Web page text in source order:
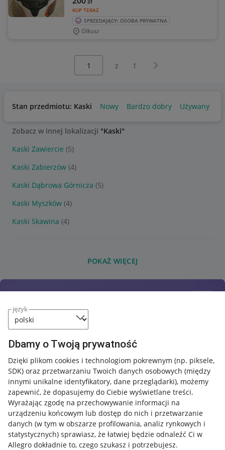
język
Dbamy o Twoją prywatność
Dzięki plikom cookies i technologiom pokrewnym (np. piksele,
SDK) oraz przetwarzaniu Twoich danych osobowych (między
innymi unikalne identyfikatory, dane przeglądarki), możemy
zapewnić, że dopasujemy do Ciebie wyświetlane treści.
Wyrażając zgodę na przechowywanie informacji na
urządzeniu końcowym lub dostęp do nich i przetwarzanie
danych (w tym w obszarze profilowania, analiz rynkowych i
statystycznych) sprawiasz, że łatwiej będzie odnaleźć Ci w
Allegro dokładnie to, czego szukasz i potrzebujesz.
KUP TERAZ
SPRZEDAJĄCY: OSOBA PRYWATNA
Olkusz
z 1 Następna strona
Stan przedmiotu: Kaski Nowy Bardzo dobry Używany
Zobacz w innej lokalizacji "Kaski"
Kaski Zawiercie (5)
Kaski Zabierzów (4)
Kaski Dąbrowa Górnicza (5)
Kaski Myszków (4)
Kaski Skawina (4)
POKAŻ WIĘCEJ